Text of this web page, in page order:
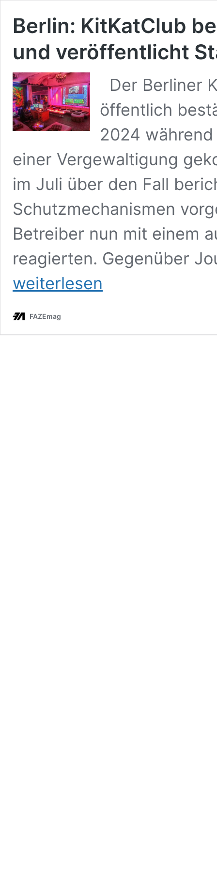
Berlin: KitKatClub
und veröffentlicht
Der Berliner
öffentlich
2024
einer Vergewaltigung
im Juli über den Fall
Schutzmechanismen
Betreiber nun mit einem
reagierten. Gegenüber
weiterlesen
FAZEmag